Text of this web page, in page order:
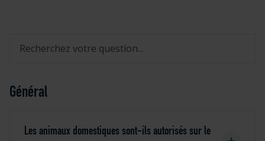
Général
Les animaux domestiques sont-ils autorisés sur le